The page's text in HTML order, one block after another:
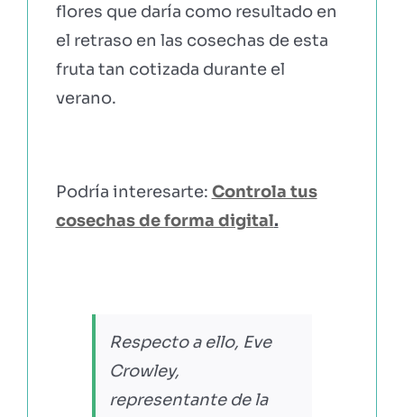
flores que daría como resultado en
el retraso en las cosechas de esta
fruta tan cotizada durante el
verano.
Podría interesarte: Controla tus
cosechas de forma digital.
Respecto a ello, Eve
Crowley,
representante de la